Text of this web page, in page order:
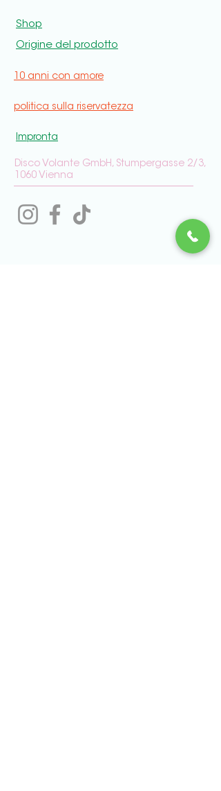
Shop
Origine del prodotto
10 anni con amore
politica sulla riservatezza
Impronta
Disco Volante GmbH, Stumpergasse 2/3,
1060 Vienna